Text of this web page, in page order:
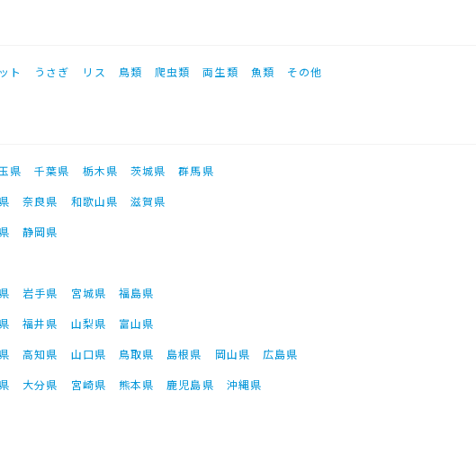
ト うさぎ リス 鳥類 爬虫類 両生類 魚類 その他
県 千葉県 栃木県 茨城県
群馬県
奈良県 和歌山県
滋賀県
静岡県
岩手県 宮城県
福島県
福井県 山梨県
富山県
高知県 山口県 鳥取県 島根県 岡山県
広島県
大分県 宮崎県 熊本県 鹿児島県 沖縄県